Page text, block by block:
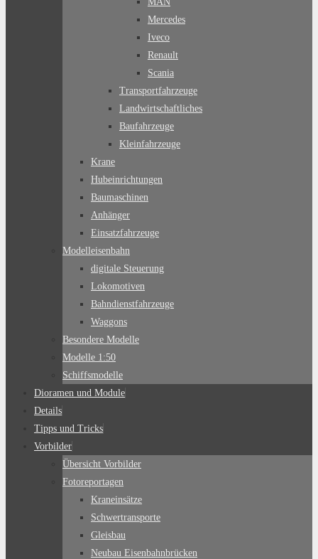
Mercedes
Iveco
Renault
Scania
Transportfahrzeuge
Landwirtschaftliches
Baufahrzeuge
Kleinfahrzeuge
Krane
Hubeinrichtungen
Baumaschinen
Anhänger
Einsatzfahrzeuge
Modelleisenbahn
digitale Steuerung
Lokomotiven
Bahndienstfahrzeuge
Waggons
Besondere Modelle
Modelle 1:50
Schiffsmodelle
Dioramen und Module
Details
Tipps und Tricks
Vorbilder
Übersicht Vorbilder
Fotoreportagen
Kraneinsätze
Schwertransporte
Gleisbau
Neubau Eisenbahnbrücken